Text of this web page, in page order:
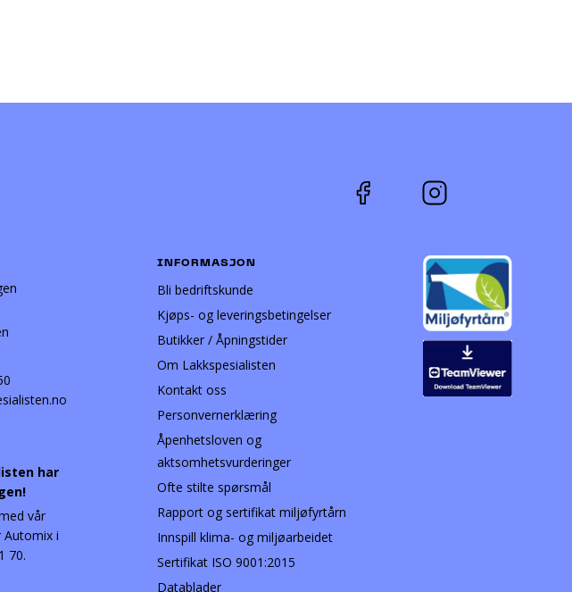
har
vår
Automix i
70.
INFORMASJON
Bli bedriftskunde
Kjøps- og leveringsbetingelser
Butikker / Åpningstider
Om Lakkspesialisten
Kontakt oss
Personvernerklæring
Åpenhetsloven og
aktsomhetsvurderinger
Ofte stilte spørsmål
Rapport og sertifikat miljøfyrtårn
Innspill klima- og miljøarbeidet
Sertifikat ISO 9001:2015
Datablader